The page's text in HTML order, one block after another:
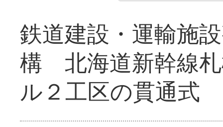
鉄道建設・運輸施
構 北海道新幹線
ル２工区の貫通式